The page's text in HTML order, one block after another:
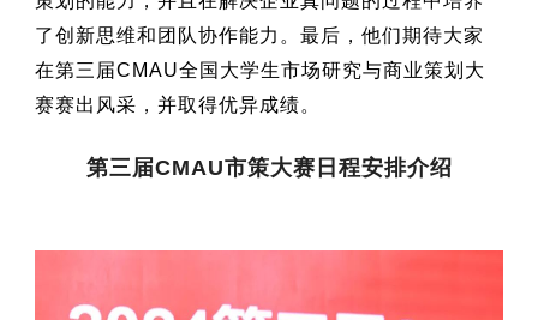
了创新思维和团队协作能力。最后，他们期待大家
在第三届CMAU全国大学生市场研究与商业策划大
赛赛出风采，并取得优异成绩。
第三届CMAU市策大赛日程安排介绍